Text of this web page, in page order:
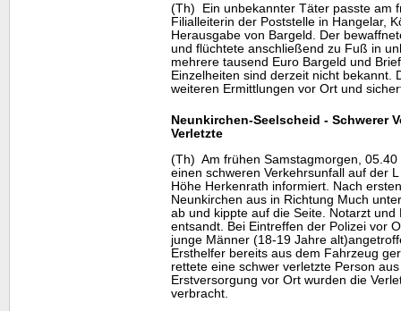
(Th) Ein unbekannter Täter passte am
Filialleiterin der Poststelle in Hangelar,
Herausgabe von Bargeld. Der
und flüchtete anschließend zu Fuß in
mehrere tausend Euro Bargeld und
Einzelheiten sind derzeit nicht bekannt.
weiteren Ermittlungen vor Ort und
Neunkirchen-Seelscheid - Schwerer
Verletzte
(Th) Am frühen Samstagmorgen, 05.40
einen schweren Verkehrsunfall auf der
Höhe Herkenrath informiert. Nach
Neunkirchen aus in Richtung Much
ab und kippte auf die Seite. Notarzt und
entsandt. Bei Eintreffen der Polizei vor
junge Männer (18-19 Jahre
Ersthelfer bereits aus dem Fahrzeug
rettete eine schwer verletzte Person
Erstversorgung vor Ort wurden die
verbracht.